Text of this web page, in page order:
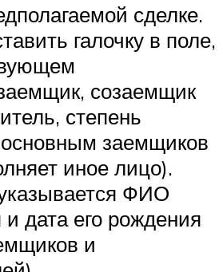
сделке.
галочку в поле,
созаемщик
степень
основным заемщиков
иное лицо).
ФИО
и дата его рождения
и